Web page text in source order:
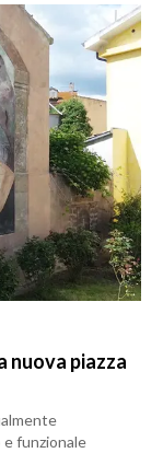
nuova piazza
e funzionale